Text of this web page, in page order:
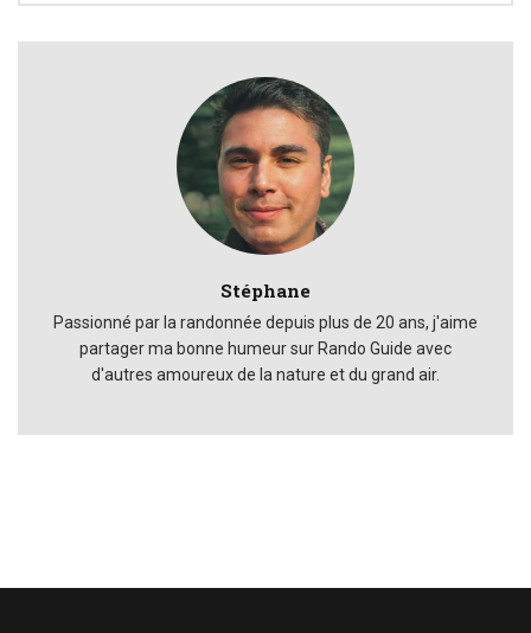
Stéphane
Passionné par la randonnée depuis plus de 20 ans, j'aime
partager ma bonne humeur sur Rando Guide avec
d'autres amoureux de la nature et du grand air.